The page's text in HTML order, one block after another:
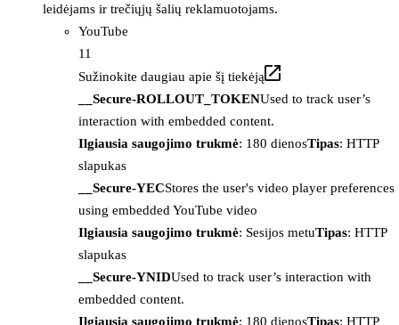
leidėjams ir trečiųjų šalių reklamuotojams.
YouTube
11
Sužinokite daugiau apie šį tiekėją
__Secure-ROLLOUT_TOKENUsed to track user’s
interaction with embedded content.
Ilgiausia saugojimo trukmė: 180 dienosTipas: HTTP
slapukas
__Secure-YECStores the user's video player preferences
using embedded YouTube video
Ilgiausia saugojimo trukmė: Sesijos metuTipas: HTTP
slapukas
__Secure-YNIDUsed to track user’s interaction with
embedded content.
Ilgiausia saugojimo trukmė: 180 dienosTipas: HTTP